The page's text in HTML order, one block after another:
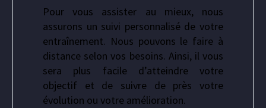
Pour vous assister au mieux, nous
assurons un suivi personnalisé de votre
entraînement. Nous pouvons le faire à
distance selon vos besoins. Ainsi, il vous
sera plus facile d’atteindre votre
objectif et de suivre de près votre
évolution ou votre amélioration.